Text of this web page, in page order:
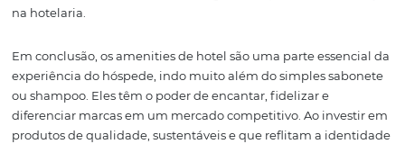
O Que Seus Amenities
Dizem Sobre Sua
Hoteleira